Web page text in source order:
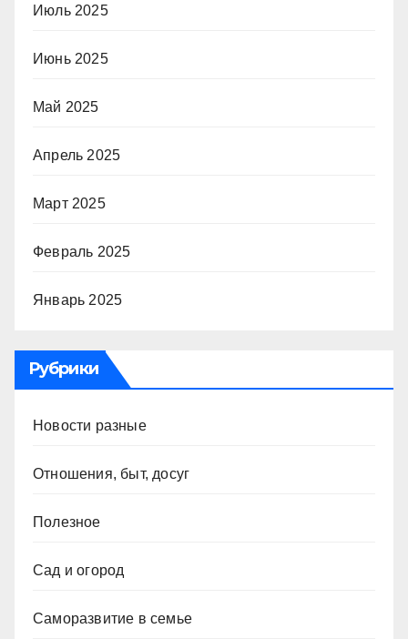
Июль 2025
Июнь 2025
Май 2025
Апрель 2025
Март 2025
Февраль 2025
Январь 2025
Рубрики
Новости разные
Отношения, быт, досуг
Полезное
Сад и огород
Саморазвитие в семье